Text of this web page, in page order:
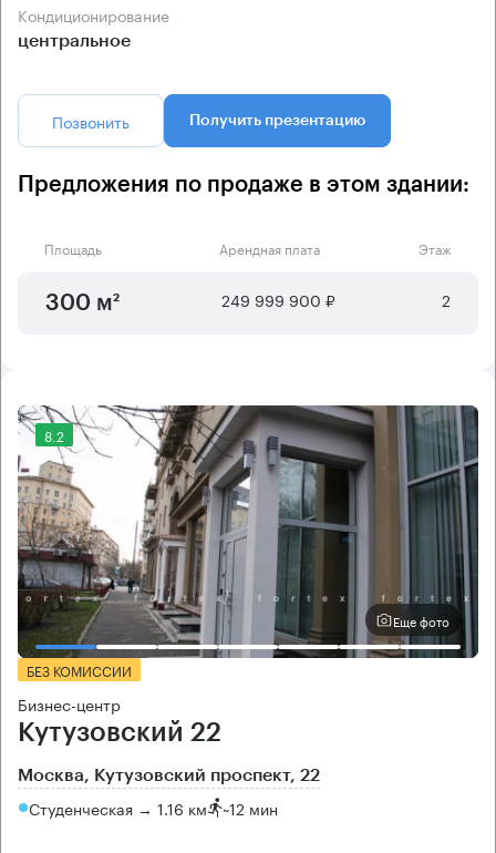
Кондиционирование
центральное
Позвонить Получить презентацию
Предложения по продаже в этом здании:
Площадь Арендная плата Этаж
300 м² 249 999 900 ₽ 2
8.2
Еще фото
БЕЗ КОМИССИИ
Бизнес-центр
Кутузовский 22
Москва, Кутузовский проспект, 22
Студенческая → 1.16 км ~12 мин